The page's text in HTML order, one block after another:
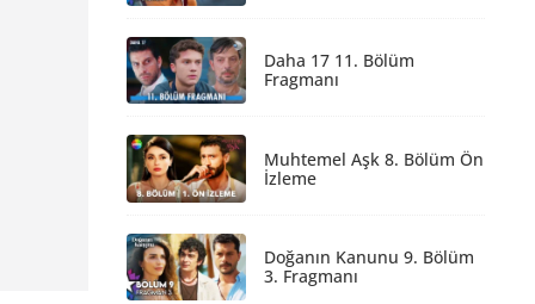
Daha 17 11. Bölüm
Fragmanı
Muhtemel Aşk 8. Bölüm Ön
İzleme
Doğanın Kanunu 9. Bölüm
3. Fragmanı